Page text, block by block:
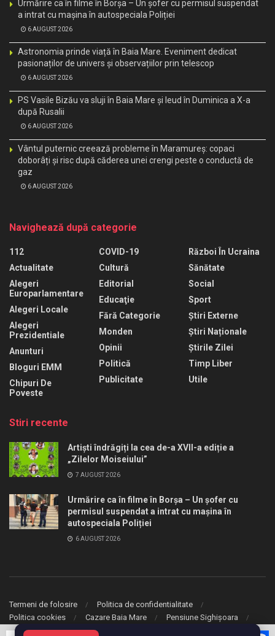
Urmărire ca în filme în Borșa – Un șofer cu permisul suspendat
a intrat cu mașina în autospeciala Poliției
6 AUGUST 2026
Astronomia prinde viață în Baia Mare. Eveniment dedicat
pasionaților de univers și observațiilor prin telescop
6 AUGUST 2026
PS Vasile Bizău va sluji în Baia Mare și Ieud în Duminica a X-a
după Rusalii
6 AUGUST 2026
Vântul puternic creează probleme în Maramureș: copaci
doborâți și risc după căderea unei crengi peste o conductă de
gaz
6 AUGUST 2026
Navighează după categorie
112
Actualitate
Alegeri
Europarlamentare
Alegeri Locale
Alegeri
Prezidentiale
Anunturi
Bloguri EMM
Chipuri De
Poveste
COVID-19
Cultură
Editorial
Educaţie
Fără Categorie
Monden
Opinii
Politică
Publicitate
Război În Ucraina
Sănătate
Social
Sport
Știri Externe
Știri Naționale
Știrile Zilei
Timp Liber
Utile
Stiri recente
Artiști îndrăgiți la cea de-a XVII-a ediție a
„Zilelor Moiseiului”
7 AUGUST 2026
Urmărire ca în filme în Borșa – Un șofer cu
permisul suspendat a intrat cu mașina în
autospeciala Poliției
6 AUGUST 2026
Termeni de folosire
Politica de confidentialitate
Politica cookies
Cazare Baia Mare Pensiune Sighișoara